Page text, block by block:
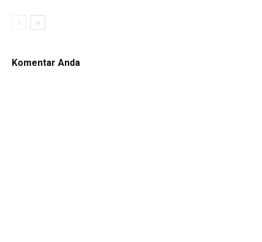
Komentar Anda